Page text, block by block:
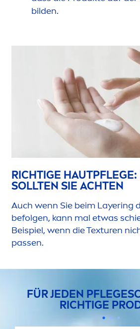
bilden.
RICHTIGE
SOLLTEN SIE ACHTEN
Auch wenn Sie beim Layering
befolgen, kann mal etwas
Beispiel, wenn die Texturen
passen.
FÜR JEDEN
RICHTIGE